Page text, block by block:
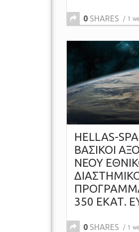
0 SHARES 1
HELLAS-
ΒΑΣΙΚΟΙ
ΝΕΟΥ
350 ΕΚΑΤ.
0 SHARES 1